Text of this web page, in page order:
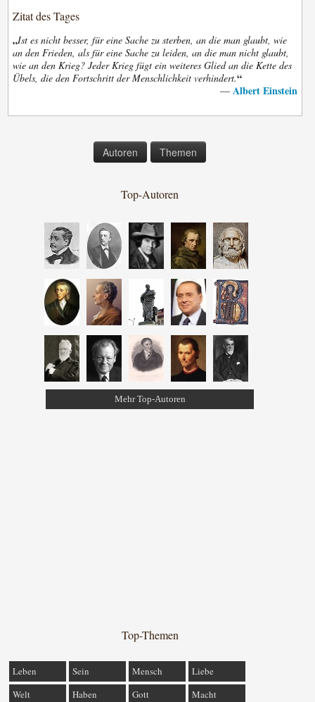
Zitat des Tages
„Ist es nicht besser, für eine Sache zu sterben, an die man glaubt, wie
an den Frieden, als für eine Sache zu leiden, an die man nicht glaubt,
wie an den Krieg? Jeder Krieg fügt ein weiteres Glied an die Kette des
Übels, die den Fortschritt der Menschlichkeit verhindert.“
— Albert Einstein
Autoren Themen
Top-Autoren
Mehr Top-Autoren
Top-Themen
Leben Sein Mensch
Liebe
Welt
Haben Gott Macht